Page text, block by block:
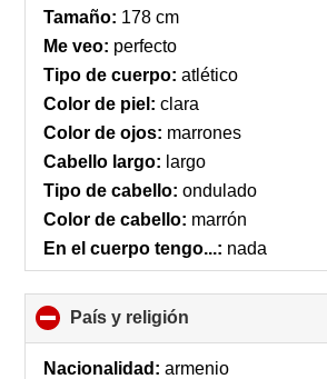
Tamaño: 178 cm
Me veo: perfecto
Tipo de cuerpo: atlético
Color de piel: clara
Color de ojos: marrones
Cabello largo: largo
Tipo de cabello: ondulado
Color de cabello: marrón
En el cuerpo tengo...: nada
País y religión
to
collapse
Nacionalidad: armenio